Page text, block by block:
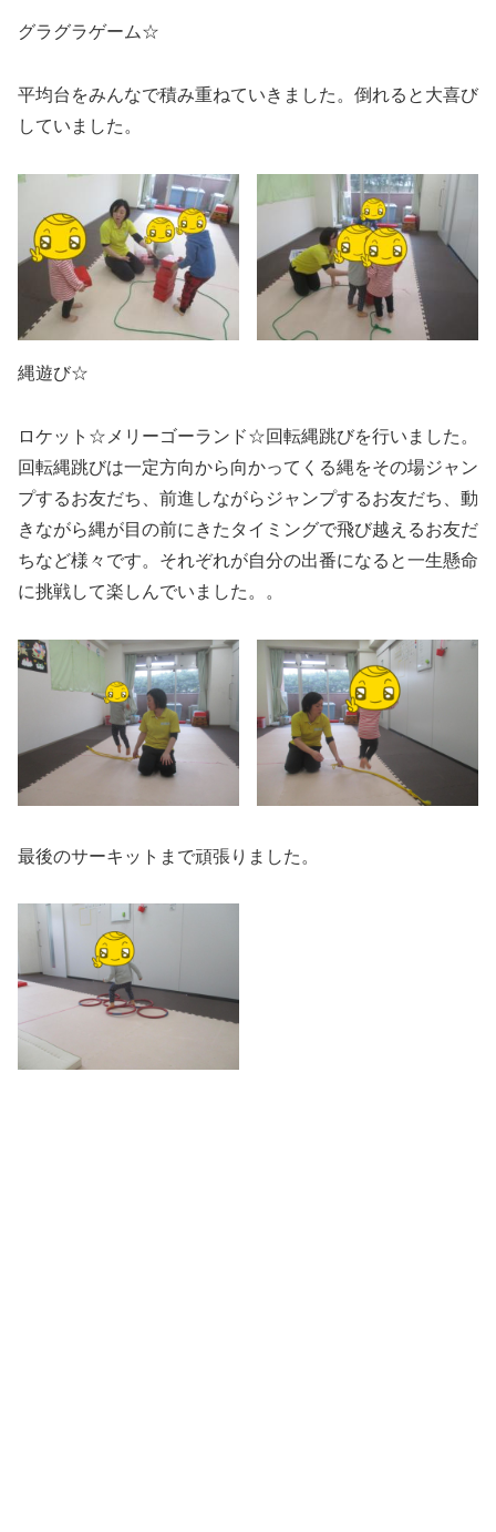
グラグラゲーム☆
平均台をみんなで積み重ねていきました。倒れると大喜び
していました。
縄遊び☆
ロケット☆メリーゴーランド☆回転縄跳びを行いました。
回転縄跳びは一定方向から向かってくる縄をその場ジャン
プするお友だち、前進しながらジャンプするお友だち、動
きながら縄が目の前にきたタイミングで飛び越えるお友だ
ちなど様々です。それぞれが自分の出番になると一生懸命
に挑戦して楽しんでいました。。
最後のサーキットまで頑張りました。